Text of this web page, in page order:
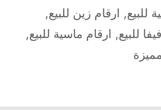
للبيع, ارقام زين للبيع,
للبيع, ارقام ماسية للبيع,